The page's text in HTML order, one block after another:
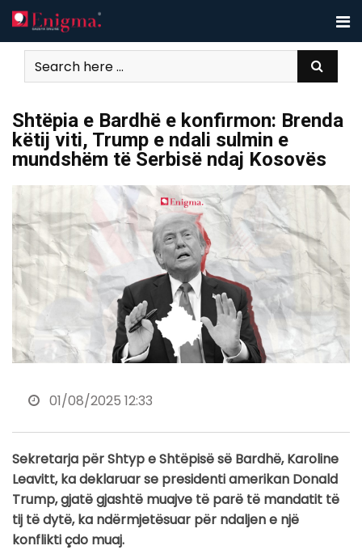
Skip
to
content
Shtëpia e Bardhë e konfirmon: Brenda
këtij viti, Trump e ndali sulmin e
mundshëm të Serbisë ndaj Kosovës
01/08/2025 12:33
Sekretarja për Shtyp e Shtëpisë së Bardhë, Karoline
Leavitt, ka deklaruar se presidenti amerikan Donald
Trump, gjatë gjashtë muajve të parë të mandatit të
tij të dytë, ka ndërmjetësuar për ndaljen e një
konflikti çdo muaj.